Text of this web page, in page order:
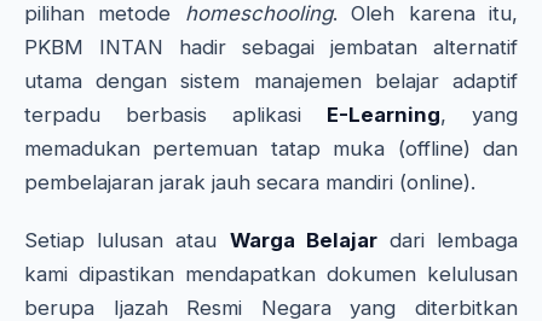
pilihan metode homeschooling. Oleh karena itu,
PKBM INTAN hadir sebagai jembatan alternatif
utama dengan sistem manajemen belajar adaptif
terpadu berbasis aplikasi E-Learning, yang
memadukan pertemuan tatap muka (offline) dan
pembelajaran jarak jauh secara mandiri (online).
Setiap lulusan atau Warga Belajardari lembaga
kami dipastikan mendapatkan dokumen kelulusan
berupa Ijazah Resmi Negara yang diterbitkan